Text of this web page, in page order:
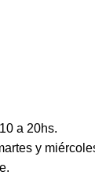
a 20hs.
y